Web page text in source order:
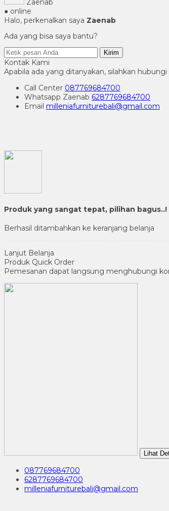
Zaenab
● online
Halo, perkenalkan saya Zaenab
Ada yang bisa saya bantu?
Kirim
Kontak Kami
Apabila ada yang ditanyakan, silahkan
Call Center 087769684700
Whatsapp Zaenab 6287769684700
Email milleniafurniturebali@gmail.com
Produk yang sangat tepat, pilihan bagus..!
Berhasil ditambahkan ke keranjang belanja
Lanjut Belanja
Produk Quick Order
Pemesanan dapat langsung menghubungi
Lihat
087769684700
6287769684700
milleniafurniturebali@gmail.com